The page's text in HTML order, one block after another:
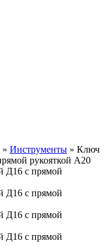
» Инструменты » Ключ
рукояткой А20